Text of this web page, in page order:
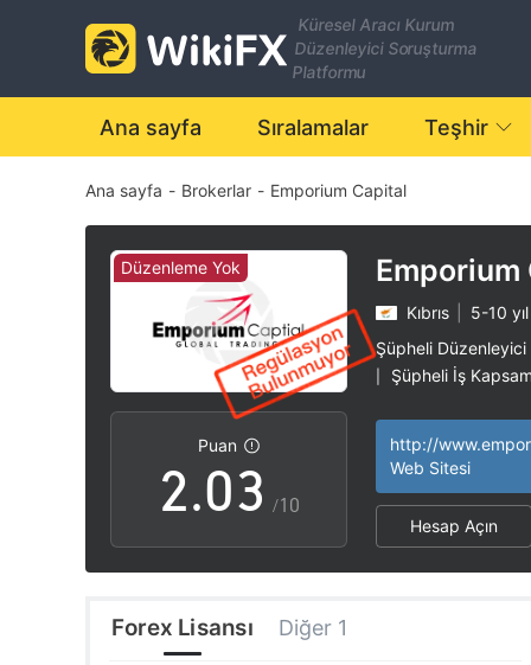
Küresel Aracı Kurum
Düzenleyici Soruşturma
Platformu
Ana sayfa Sıralamalar Teşhir
Ana sayfa - Brokerlar - Emporium Capital
Düzenleme Yok
Puan
0
1
2
3
4
.0
1
2
0
1
2
3
4
5
/10
Emporium
Kıbrıs
5-10 yıl
Şüpheli Düzenleyici
Şüpheli İş
Web Sitesi
Hesap Açın
Forex Lisansı Diğer 1